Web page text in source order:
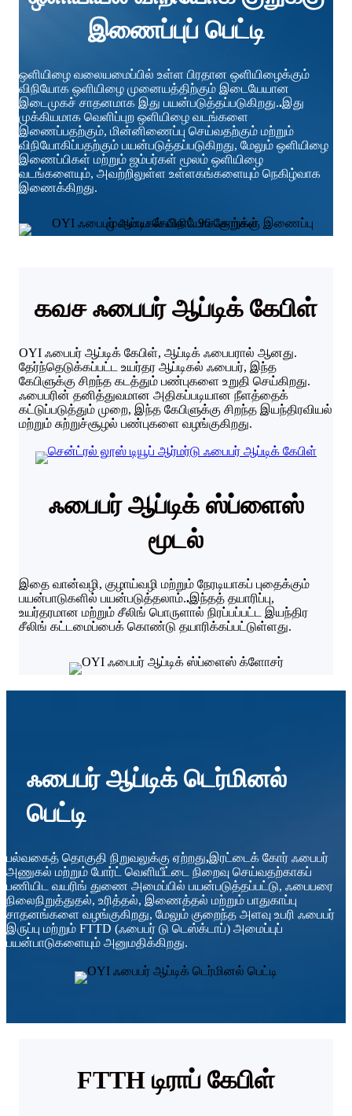
இணைப்புப் பெட்டி
ஒளியிழை வலையமைப்பில் உள்ள பிரதான ஒளியிழைக்கும்
விநியோக ஒளியிழை முனையத்திற்கும் இடையேயான
இடைமுகச் சாதனமாக இது பயன்படுத்தப்படுகிறது..இது
முக்கியமாக வெளிப்புற ஒளியிழை வடங்களை
இணைப்பதற்கும், மின்னிணைப்பு செய்வதற்கும் மற்றும்
விநியோகிப்பதற்கும் பயன்படுத்தப்படுகிறது, மேலும் ஒளியிழை
இணைப்பிகள் மற்றும் ஜம்பர்கள் மூலம் ஒளியிழை
வடங்களையும், அவற்றிலுள்ள உள்ளகங்களையும் நெகிழ்வாக
இணைக்கிறது.
கவச ஃபைபர் ஆப்டிக் கேபிள்
OYI ஃபைபர் ஆப்டிக் கேபிள், ஆப்டிக் ஃபைபரால் ஆனது.
தேர்ந்தெடுக்கப்பட்ட உயர்தர ஆப்டிகல் ஃபைபர், இந்த
கேபிளுக்கு சிறந்த கடத்தும் பண்புகளை உறுதி செய்கிறது.
ஃபைபரின் தனித்துவமான அதிகப்படியான நீளத்தைக்
கட்டுப்படுத்தும் முறை, இந்த கேபிளுக்கு சிறந்த இயந்திரவியல்
மற்றும் சுற்றுச்சூழல் பண்புகளை வழங்குகிறது.
ஃபைபர் ஆப்டிக் ஸ்ப்ளைஸ்
மூடல்
இதை வான்வழி, குழாய்வழி மற்றும் நேரடியாகப் புதைக்கும்
பயன்பாடுகளில் பயன்படுத்தலாம்..இந்தத் தயாரிப்பு,
உயர்தரமான மற்றும் சீலிங் பொருளால் நிரப்பப்பட்ட இயந்திர
சீலிங் கட்டமைப்பைக் கொண்டு தயாரிக்கப்பட்டுள்ளது.
ஃபைபர் ஆப்டிக் டெர்மினல்
பெட்டி
பல்வகைத் தொகுதி நிறுவலுக்கு ஏற்றது,இரட்டைக் கோர் ஃபைபர்
அணுகல் மற்றும் போர்ட் வெளியீட்டை நிறைவு செய்வதற்காகப்
பணியிட வயரிங் துணை அமைப்பில் பயன்படுத்தப்பட்டு, ஃபைபரை
நிலைநிறுத்துதல், உரித்தல், இணைத்தல் மற்றும் பாதுகாப்பு
சாதனங்களை வழங்குகிறது, மேலும் குறைந்த அளவு உபரி ஃபைபர்
இருப்பு மற்றும் FTTD (ஃபைபர் டு டெஸ்க்டாப்) அமைப்புப்
பயன்பாடுகளையும் அனுமதிக்கிறது.
FTTH டிராப் கேபிள்